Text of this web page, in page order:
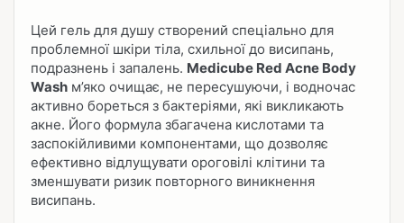
Цей гель для душу створений спеціально для
проблемної шкіри тіла, схильної до висипань,
подразнень і запалень. Medicube Red Acne Body
Wash м’яко очищає, не пересушуючи, і водночас
активно бореться з бактеріями, які викликають
акне. Його формула збагачена кислотами та
заспокійливими компонентами, що дозволяє
ефективно відлущувати ороговілі клітини та
зменшувати ризик повторного виникнення
висипань.